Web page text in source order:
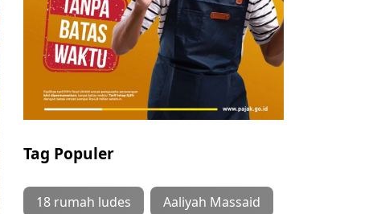
Tag Populer
18 rumah ludes Aaliyah Massaid